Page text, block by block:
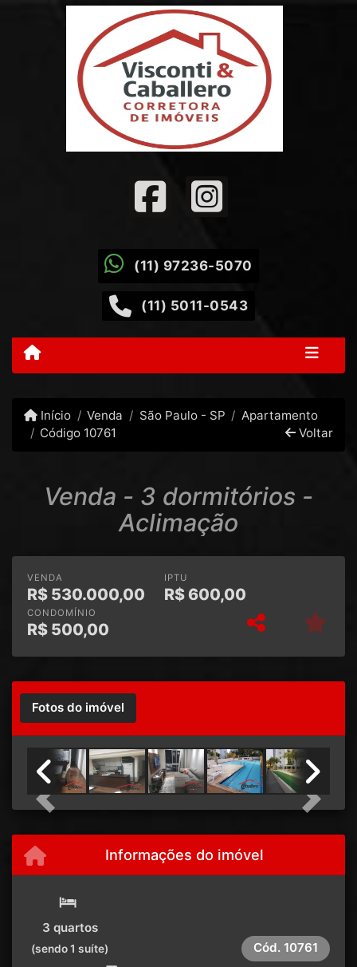
(11) 97236-5070
(11) 5011-0543
Início Venda São Paulo - SP
Apartamento
Código 10761
Voltar
Venda - 3 dormitórios -
Aclimação
VENDA
R$ 530.000,00
IPTU
R$ 600,00
CONDOMÍNIO
R$ 500,00
Fotos do imóvel
Previous Next
Informações do imóvel
3 quartos
(sendo 1 suíte) Cód. 10761